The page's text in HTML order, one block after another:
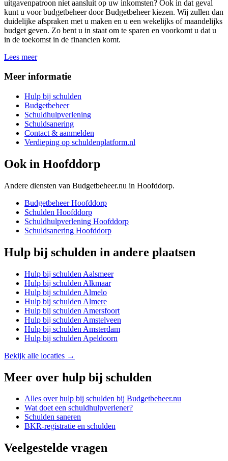
uitgavenpatroon niet aansluit op uw inkomsten? Ook in dat geval
kunt u voor budgetbeheer door Budgetbeheer kiezen. Wij zullen dan
duidelijke afspraken met u maken en u een wekelijks of maandelijks
budget geven. Zo bent u in staat om te sparen en voorkomt u dat u
in de toekomst in de financien komt.
Lees meer
Meer informatie
Hulp bij schulden
Budgetbeheer
Schuldhulpverlening
Schuldsanering
Contact & aanmelden
Verdieping op schuldenplatform.nl
Ook in Hoofddorp
Andere diensten van Budgetbeheer.nu in Hoofddorp.
Budgetbeheer Hoofddorp
Schulden Hoofddorp
Schuldhulpverlening Hoofddorp
Schuldsanering Hoofddorp
Hulp bij schulden in andere plaatsen
Hulp bij schulden Aalsmeer
Hulp bij schulden Alkmaar
Hulp bij schulden Almelo
Hulp bij schulden Almere
Hulp bij schulden Amersfoort
Hulp bij schulden Amstelveen
Hulp bij schulden Amsterdam
Hulp bij schulden Apeldoorn
Bekijk alle locaties →
Meer over hulp bij schulden
Alles overhulp bij schulden bij Budgetbeheer.nu
Wat doet een schuldhulpverlener?
Schulden saneren
BKR-registratie en schulden
Veelgestelde vragen